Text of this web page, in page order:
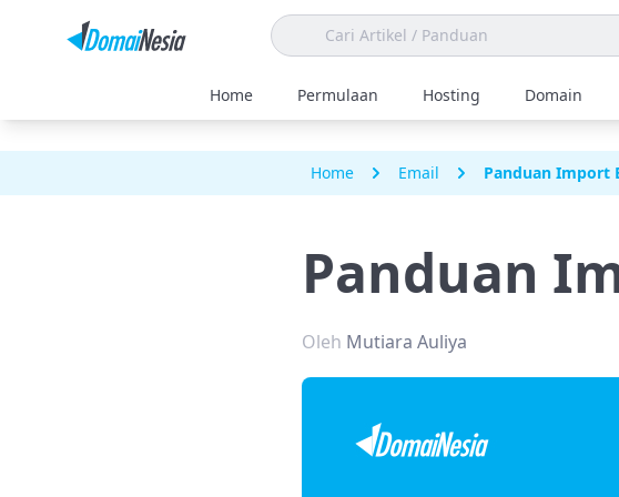
Home Permulaan Hosting Domain
Home Email Panduan Import
Panduan
Oleh Mutiara Auliya